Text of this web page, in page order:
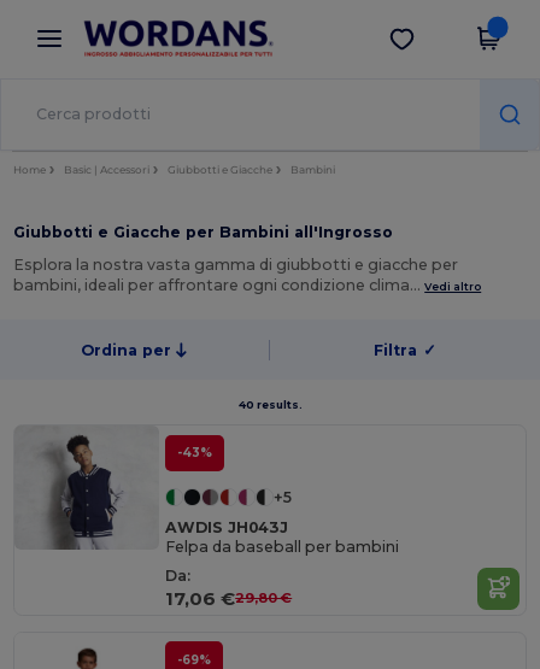
× App Wordans
Prezzi migliori sull'app!
Scarica app
Home Basic | Accessori Giubbotti e Giacche Bambini
Giubbotti e Giacche per Bambini all'Ingrosso
Esplora la nostra vasta gamma di giubbotti e giacche per
bambini, ideali per affrontare ogni condizione clima…Vedi altro
Ordina per Filtra ✓
40 results.
-43%
+5
AWDIS JH043J
Felpa da baseball per bambini
Da:
17,06 €29,80 €
-69%